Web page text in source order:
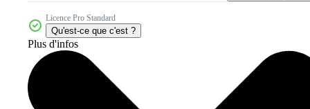
Licence Pro Standard
Qu'est-ce que c'est ?
Plus d'infos